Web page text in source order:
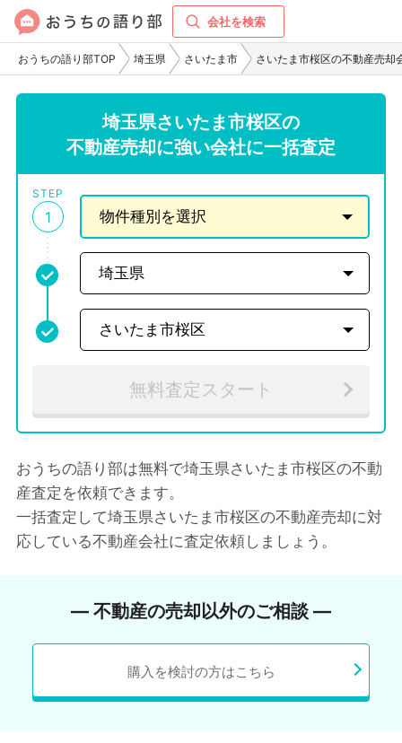
会社を検索
おうちの語り部TOP 埼玉県 さいたま市 さいたま市桜区の不動産売却
埼玉県さいたま市桜区の
不動産売却に強い会社に一括査定
STEP
1
無料査定スタート
おうちの語り部は無料で埼玉県さいたま市桜区の不動
産査定を依頼できます。
一括査定して埼玉県さいたま市桜区の不動産売却に対
応している不動産会社に査定依頼しましょう。
― 不動産の売却以外のご相談 ―
購入を検討の方はこちら